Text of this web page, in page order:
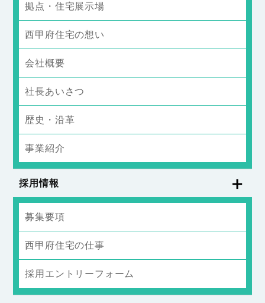
拠点・住宅展示場
西甲府住宅の想い
会社概要
社長あいさつ
歴史・沿革
事業紹介
採用情報
募集要項
西甲府住宅の仕事
採用エントリーフォーム